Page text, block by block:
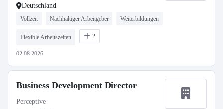
Deutschland
Vollzeit Nachhaltiger Arbeitgeber Weiterbildungen
Flexible Arbeitszeiten 2
02.08.2026
Business Development Director
Perceptive